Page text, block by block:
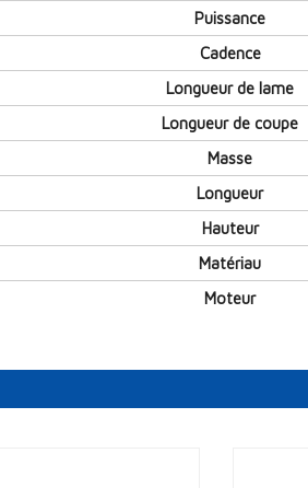
Puissance
Cadence
Longueur de lame
Longueur de coupe
Masse
Longueur
Hauteur
Matériau
Moteur